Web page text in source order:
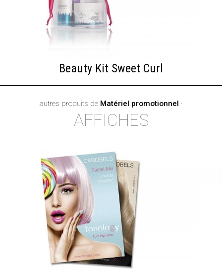
Beauty Kit Sweet Curl
autres produits de Matériel promotionnel ·
AFFICHES